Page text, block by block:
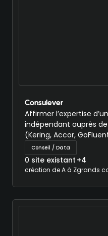
Consulever
Affirmer l’expertise
indépendant auprès
(Kering, Accor,
Conseil / Data
0 site existant
création de A à Z
+4
grands